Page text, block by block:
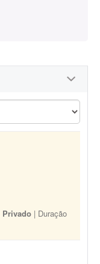
Privado | Duração